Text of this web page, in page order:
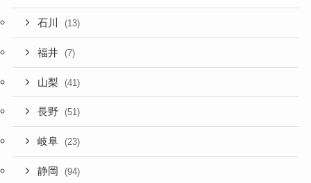
石川 (13)
福井 (7)
山梨 (41)
長野 (51)
岐阜 (23)
静岡 (94)